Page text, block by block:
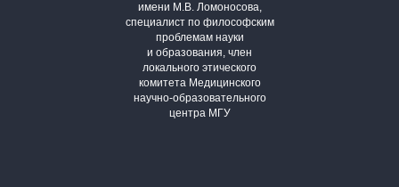
имени М.В. Ломоносова,
специалист по философским
проблемам науки
и образования, член
локального этического
комитета Медицинского
научно-образовательного
центра МГУ